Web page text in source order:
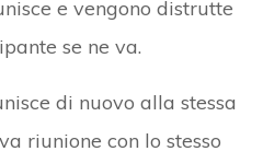
e vengono distrutte
se ne va.
di nuovo alla stessa
riunione con lo stesso